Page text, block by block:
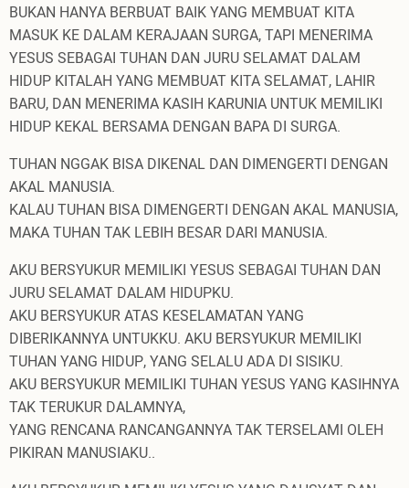
BUKAN HANYA BERBUAT BAIK YANG MEMBUAT KITA
MASUK KE DALAM KERAJAAN SURGA, TAPI MENERIMA
YESUS SEBAGAI TUHAN DAN JURU SELAMAT DALAM
HIDUP KITALAH YANG MEMBUAT KITA SELAMAT, LAHIR
BARU, DAN MENERIMA KASIH KARUNIA UNTUK MEMILIKI
HIDUP KEKAL BERSAMA DENGAN BAPA DI SURGA.
TUHAN NGGAK BISA DIKENAL DAN DIMENGERTI DENGAN
AKAL MANUSIA.
KALAU TUHAN BISA DIMENGERTI DENGAN AKAL MANUSIA,
MAKA TUHAN TAK LEBIH BESAR DARI MANUSIA.
AKU BERSYUKUR MEMILIKI YESUS SEBAGAI TUHAN DAN
JURU SELAMAT DALAM HIDUPKU.
AKU BERSYUKUR ATAS KESELAMATAN YANG
DIBERIKANNYA UNTUKKU. AKU BERSYUKUR MEMILIKI
TUHAN YANG HIDUP, YANG SELALU ADA DI SISIKU.
AKU BERSYUKUR MEMILIKI TUHAN YESUS YANG KASIHNYA
TAK TERUKUR DALAMNYA,
YANG RENCANA RANCANGANNYA TAK TERSELAMI OLEH
PIKIRAN MANUSIAKU..